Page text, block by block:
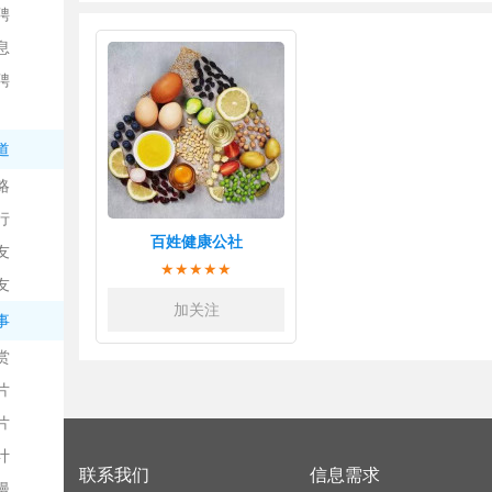
百姓健康公社
★★★★★
加关注
联系我们 信息需求